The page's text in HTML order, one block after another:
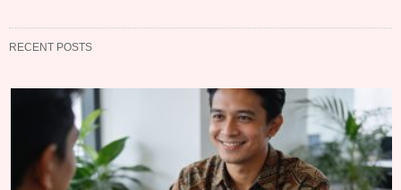
RECENT POSTS